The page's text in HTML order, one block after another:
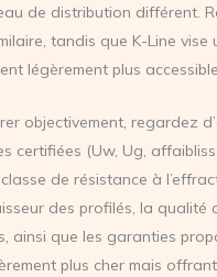
de distribution différent.
tandis que K-Line vise
légèrement plus
objectivement, regardez
certifiées (Uw, Ug,
de résistance à
des profilés, la qualité
ainsi que les garanties
plus cher mais